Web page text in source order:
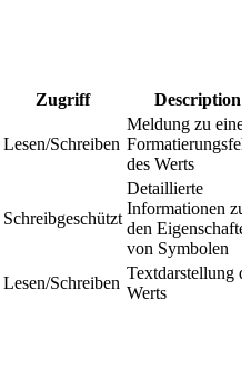
Zugriff Description
Lesen/Schreiben
Meldung zu
des Werts
Schreibgeschützt
Detaillierte
Informationen zu
den
von Symbolen
Lesen/Schreiben
Textdarstellung
Werts